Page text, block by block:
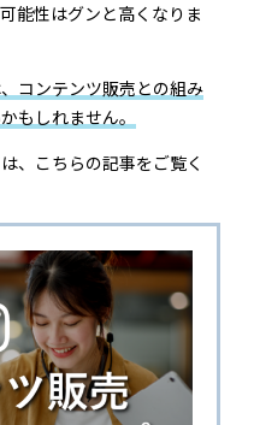
能性はグンと高くなりま
コンテンツ販売との組み
もしれません。
、こちらの記事をご覧く